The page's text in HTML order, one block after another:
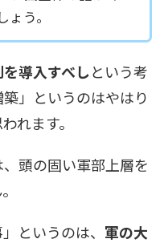
う。
導入すべしという考
」というのはやはり
れます。
、頭の固い軍部上層を
というのは、 軍の大